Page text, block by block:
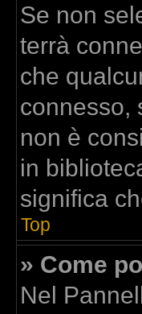
Se non
terrà
che
connesso,
non è
in
significa
Top
» Come
Nel